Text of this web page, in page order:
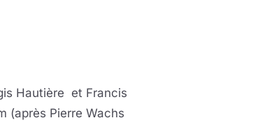
Hautière et Francis
(après Pierre Wachs